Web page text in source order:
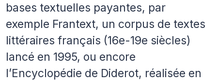
bases textuelles payantes, par
exemple Frantext, un corpus de textes
littéraires français (16e-19e siècles)
lancé en 1995, ou encore
l’Encyclopédie de Diderot, réalisée en